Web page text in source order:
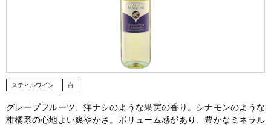
スティルワイン 白
グレープフルーツ、洋ナシのような果実の香り。シナモンのような
柑橘系の心地よい爽やかさ。ボリューム感があり、豊かなミネラル